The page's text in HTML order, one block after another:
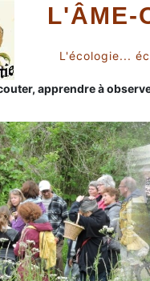
L'ÂME-
L'écologie...
apprendre à